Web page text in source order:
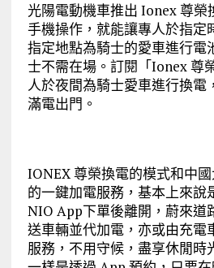
光陽電動機車推出 Ionex 尊榮
手機操作，就能讓專人於指定
指定地點為騎士的愛車進行電
士不需在場。訂閱「Ionex 尊
人於夜間為騎士愛車進行換電
滿電出門。
IONEX 尊榮換電的模式和中
的一鍵加電服務，基本上來說
NIO App下單後離開，蔚來道
送車輛並代加電，亦或由充電
服務，不用守候，盡享休閒時